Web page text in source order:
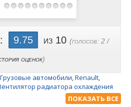
9.75 из 10 (голосов: 2 /
оценок)
Грузовые автомобили,Renault,
радиатора охлаждения
охлаждения двигателя,
охлаждения двигателя
ПОКАЗАТЬ ВСЕ